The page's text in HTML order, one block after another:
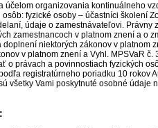
organizovania kontinuálneho
fyzické osoby – účastníci školení
údaje o zamestnávateľovi.
zamestnancoch v platnom znení a o
niektorých zákonov v platnom
v platnom znení a Vyhl. MPSVaR
o právach a povinnostiach fyzických
registratúrneho poriadku 10 rokov
všetky Vami poskytnuté osobné